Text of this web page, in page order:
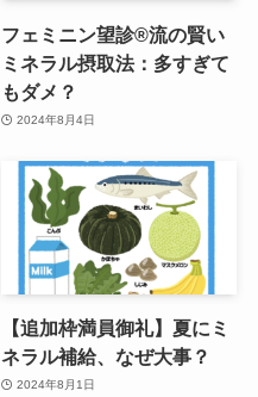
フェミニン望診®︎流の賢い
ミネラル摂取法：多すぎて
もダメ？
2024年8月4日
【追加枠満員御礼】夏にミ
ネラル補給、なぜ大事？
2024年8月1日